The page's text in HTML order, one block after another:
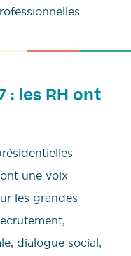
: les RH ont
une voix
les grandes
dialogue social,